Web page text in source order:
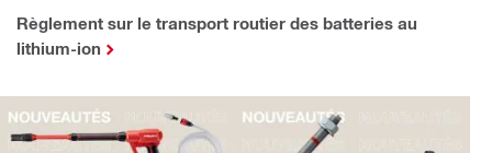
Règlement sur le transport routier des batteries au
lithium-ion